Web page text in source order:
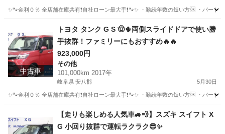
✨🐾金利０％ 全店舗在庫共有❗️自社ローン最大手❗️🐾✨ ・勤続年数の短い方🆗 ・パー
ティアナ オトロン
中古車
トヨタ タンク G S 🤠🌵両側スライドドアで使い勝
手抜群！ファミリーにもおすすめ🔥🔥
923,000円
その他
101,000km 2017年
岐阜県 安八郡 5月30日
✨🐾金利０％ 全店舗在庫共有❗️自社ローン最大手❗️🐾✨ ・勤続年数の短い方🆗 ・パー
その他 タンク
【走りも楽しめる人気車🚙💨】スズキ スイフト X
G 小回り抜群で運転ラクラク😎✨